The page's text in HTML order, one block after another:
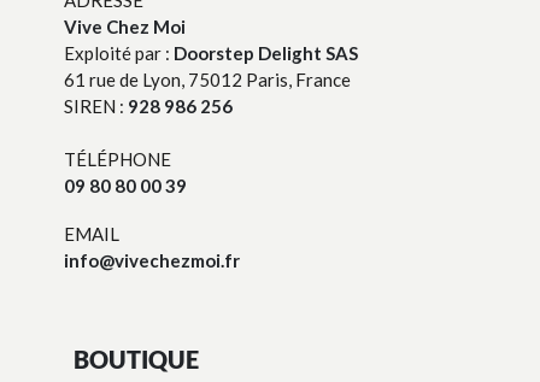
Vive Chez Moi
Exploité par : Doorstep Delight SAS
61 rue de Lyon, 75012 Paris, France
SIREN : 928 986 256
TÉLÉPHONE
09 80 80 00 39
EMAIL
info@vivechezmoi.fr
BOUTIQUE